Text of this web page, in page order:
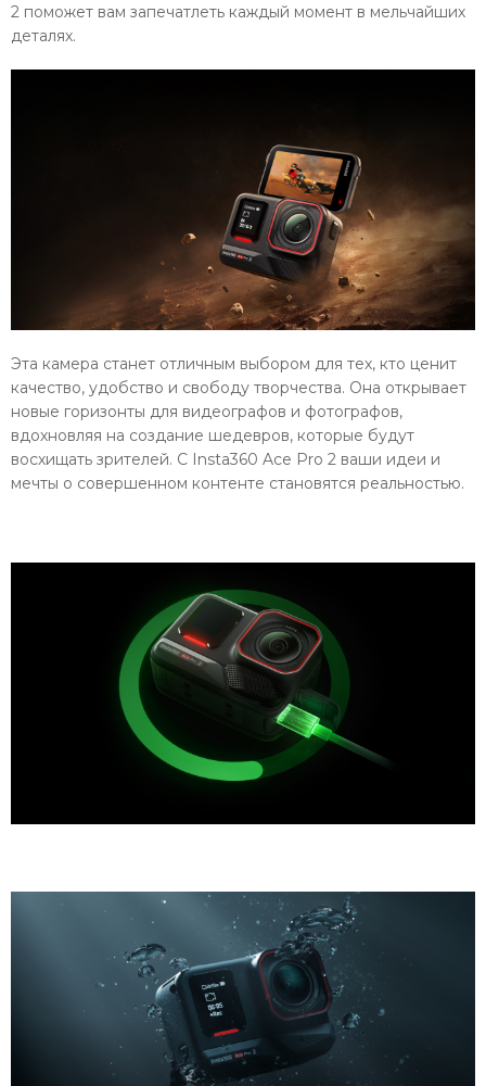
2 поможет вам запечатлеть каждый момент в мельчайших
деталях.
Эта камера станет отличным выбором для тех, кто ценит
качество, удобство и свободу творчества. Она открывает
новые горизонты для видеографов и фотографов,
вдохновляя на создание шедевров, которые будут
восхищать зрителей. С Insta360 Ace Pro 2 ваши идеи и
мечты о совершенном контенте становятся реальностью.